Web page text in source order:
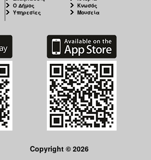
Ο Δήμος
Υπηρεσίες
Κνωσός
Μουσεία
Copyright © 2026